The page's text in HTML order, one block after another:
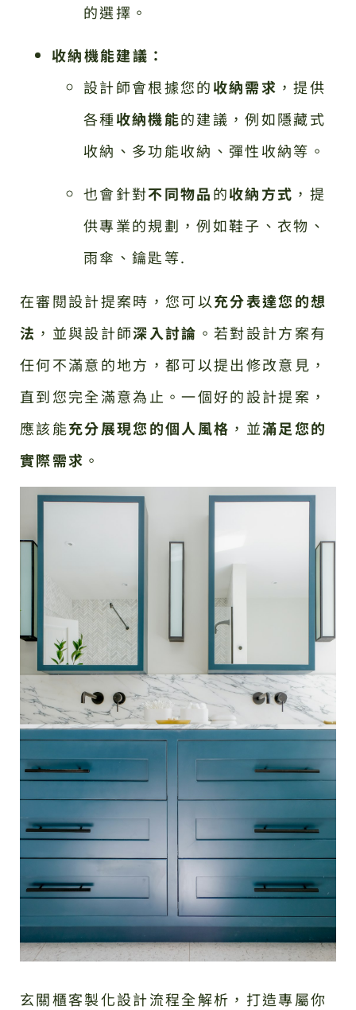
的選擇。
收納機能建議：
設計師會根據您的收納需求 ，提供
各種收納機能的建議，例如隱藏式
收納、多功能收納、彈性收納等。
也會針對不同物品的收納方式 ，提
供專業的規劃，例如鞋子、衣物、
雨傘、鑰匙等.
在審閱設計提案時，您可以充分表達您的想
法 ，並與設計師深入討論 。若對設計方案有
任何不滿意的地方，都可以提出修改意見，
直到您完全滿意為止。一個好的設計提案，
應該能充分展現您的個人風格 ，並滿足您的
實際需求 。
玄關櫃客製化設計流程全解析，打造專屬你